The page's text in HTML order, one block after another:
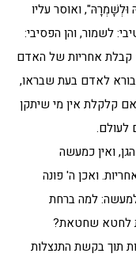
ואוסר עליו
לשמור, והן הפסיבי:
קבלת אחריות של האדם
לאדם בעת שבראו,
קלקלת אין מי שיתקן
לעולם.
ואין כמעשה
ואכן ה' פונה
למה ברחת
לחטא שחטאת?
תוך בקשת התנצלות